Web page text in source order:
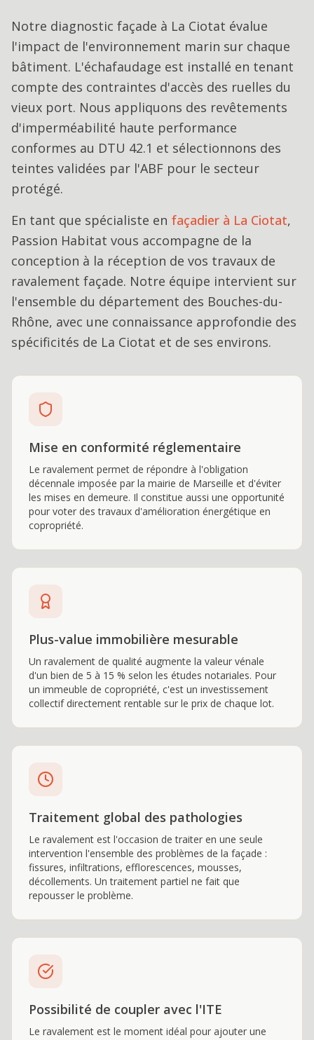
Notre diagnostic façade à La Ciotat évalue
l'impact de l'environnement marin sur chaque
bâtiment. L'échafaudage est installé en tenant
compte des contraintes d'accès des ruelles du
vieux port. Nous appliquons des revêtements
d'imperméabilité haute performance
conformes au DTU 42.1 et sélectionnons des
teintes validées par l'ABF pour le secteur
protégé.
En tant que spécialiste en façadier à La Ciotat,
Passion Habitat vous accompagne de la
conception à la réception de vos travaux de
ravalement façade. Notre équipe intervient sur
l'ensemble du département des Bouches-du-
Rhône, avec une connaissance approfondie des
spécificités de La Ciotat et de ses environs.
Mise en conformité réglementaire
Le ravalement permet de répondre à l'obligation
décennale imposée par la mairie de Marseille et d'éviter
les mises en demeure. Il constitue aussi une opportunité
pour voter des travaux d'amélioration énergétique en
copropriété.
Plus-value immobilière mesurable
Un ravalement de qualité augmente la valeur vénale
d'un bien de 5 à 15 % selon les études notariales. Pour
un immeuble de copropriété, c'est un investissement
collectif directement rentable sur le prix de chaque lot.
Traitement global des pathologies
Le ravalement est l'occasion de traiter en une seule
intervention l'ensemble des problèmes de la façade :
fissures, infiltrations, efflorescences, mousses,
décollements. Un traitement partiel ne fait que
repousser le problème.
Possibilité de coupler avec l'ITE
Le ravalement est le moment idéal pour ajouter une